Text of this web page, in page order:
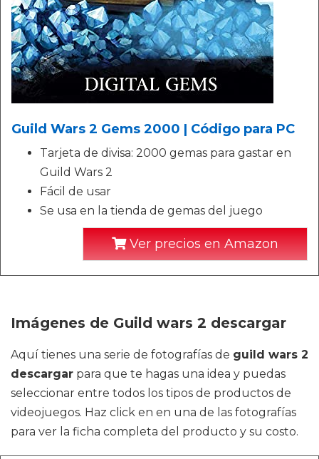
Guild Wars 2 Gems 2000 | Código para PC
Tarjeta de divisa: 2000 gemas para gastar en
Guild Wars 2
Fácil de usar
Se usa en la tienda de gemas del juego
Ver precios en Amazon
Imágenes de Guild wars 2 descargar
Aquí tienes una serie de fotografías de guild wars 2
descargar para que te hagas una idea y puedas
seleccionar entre todos los tipos de productos de
videojuegos. Haz click en en una de las fotografías
para ver la ficha completa del producto y su costo.